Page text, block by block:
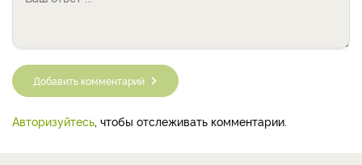
Добавить комментарий
Авторизуйтесь, чтобы отслеживать комментарии.